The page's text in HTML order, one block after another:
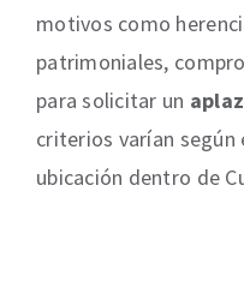
motivos como
patrimoniales,
para solicitar un
criterios varían según
ubicación dentro de